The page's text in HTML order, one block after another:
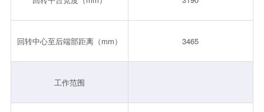
回转中心至后端部距离（mm） 3465
工作范围